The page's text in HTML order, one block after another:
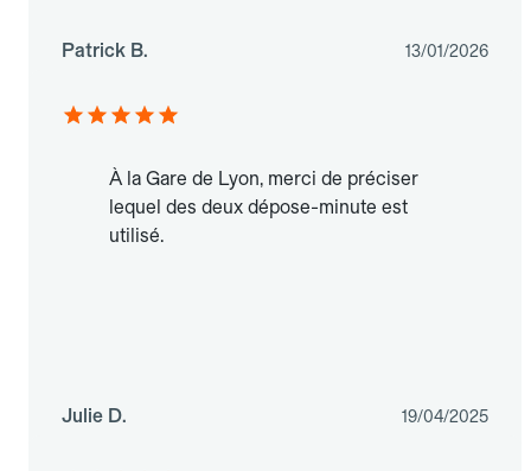
Patrick B. 13/01/2026
À la Gare de Lyon, merci de préciser
lequel des deux dépose-minute est
utilisé.
Julie D. 19/04/2025